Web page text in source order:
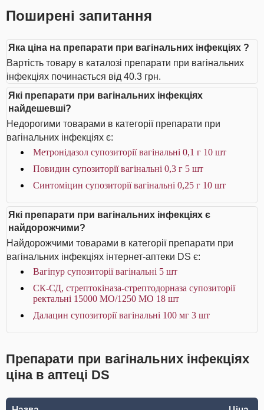
Поширені запитання
Яка ціна на препарати при вагінальних інфекціях ?
Вартість товару в каталозі препарати при вагінальних
інфекціях починається від 40.3 грн.
Які препарати при вагінальних інфекціях
найдешевші?
Недорогими товарами в категорії препарати при
вагінальних інфекціях є:
Метронідазол супозиторії вагінальні 0,1 г 10 шт
Повидин супозиторії вагінальні 0,3 г 5 шт
Синтоміцин супозиторії вагінальні 0,25 г 10 шт
Які препарати при вагінальних інфекціях є
найдорожчими?
Найдорожчими товарами в категорії препарати при
вагінальних інфекціях інтернет-аптеки DS є:
Вагіпур супозиторії вагінальні 5 шт
СК-СД, стрептокіназа-стрептодорназа супозиторії
ректальні 15000 МО/1250 МО 18 шт
Далацин супозиторії вагінальні 100 мг 3 шт
Препарати при вагінальних інфекціях
ціна в аптеці DS